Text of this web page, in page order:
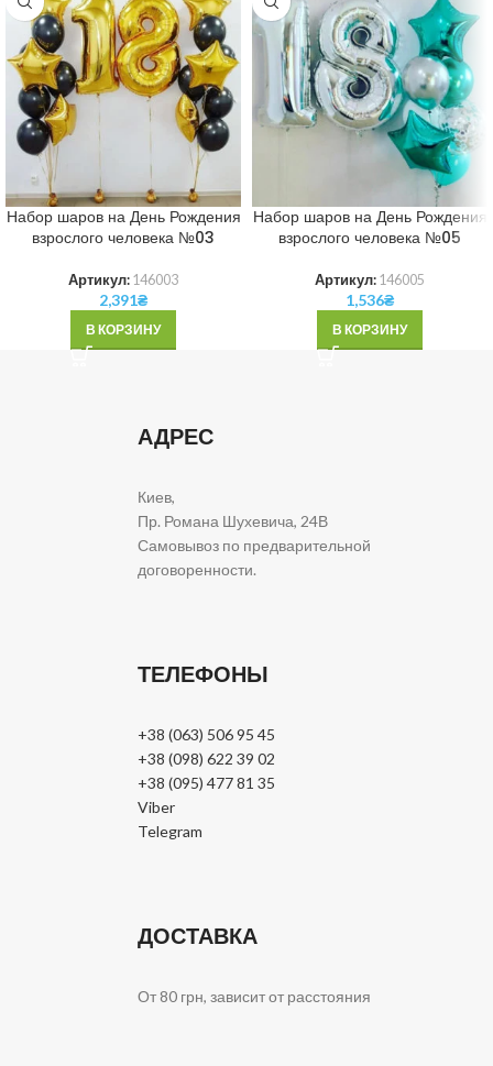
Набор шаров на День Рождения
взрослого человека №03
Артикул: 146003
2,391₴
В КОРЗИНУ
Набор шаров на День Рождения
взрослого человека №05
Артикул: 146005
1,536₴
В КОРЗИНУ
АДРЕС
Киев,
Пр. Романа Шухевича, 24В
Самовывоз по предварительной
договоренности.
ТЕЛЕФОНЫ
+38 (063) 506 95 45
+38 (098) 622 39 02
+38 (095) 477 81 35
Viber
Telegram
ДОСТАВКА
От 80 грн, зависит от расстояния